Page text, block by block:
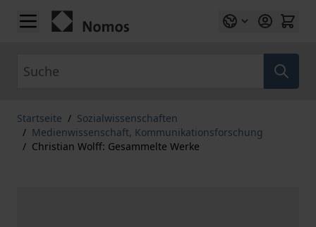
Zum Inhalt springen
Startseite / Sozialwissenschaften
/ Medienwissenschaft, Kommunikationsforschung
/ Christian Wolff: Gesammelte Werke